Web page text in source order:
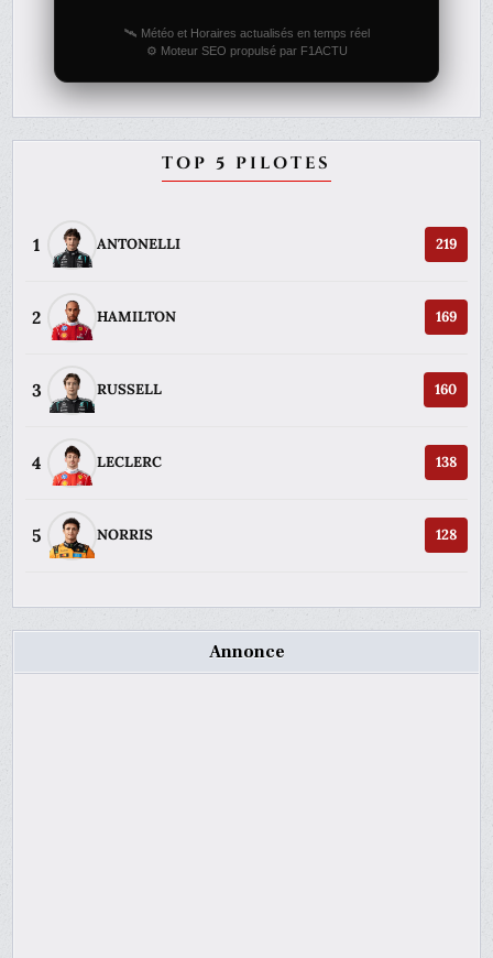
🛰️ Météo et Horaires actualisés en temps réel
⚙️ Moteur SEO propulsé par F1ACTU
TOP 5 PILOTES
1 ANTONELLI 219
2 HAMILTON 169
3 RUSSELL 160
4 LECLERC 138
5 NORRIS 128
Annonce